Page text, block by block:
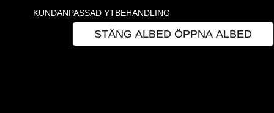
KUNDANPASSAD YTBEHANDLING
STÄNG ALBED ÖPPNA ALBED